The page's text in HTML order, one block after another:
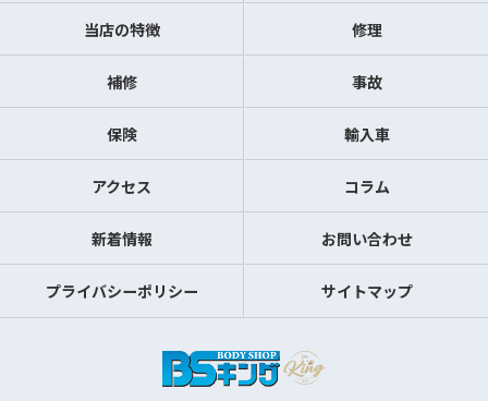
当店の特徴 修理
補修 事故
保険 輸入車
アクセス コラム
新着情報 お問い合わせ
プライバシーポリシー サイトマップ